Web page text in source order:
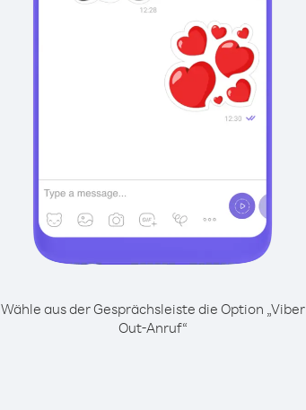
Wähle aus der Gesprächsleiste die Option „Viber
Out-Anruf“